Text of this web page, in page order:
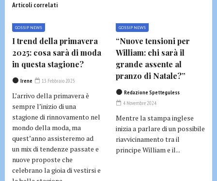
Articoli correlati
GOSSIP NEWS
I trend della primavera
2025: cosa sarà di moda
in questa stagione?
Irene 13 Febbraio 2025
L’arrivo della primavera è
sempre l’inizio di una
stagione di rinnovamento nel
mondo della moda, ma
quest’anno assisteremo ad
un mix di tendenze passate e
nuove proposte che
celebrano la gioia di vestirsi e
GOSSIP NEWS
“Nuove tensioni per
William: chi sarà il
grande assente al
pranzo di Natale?”
Redazione Spetteguless
4 Novembre 2024
Mentre la stampa inglese
inizia a parlare di un possibile
riavvicinamento tra il
principe William e il...